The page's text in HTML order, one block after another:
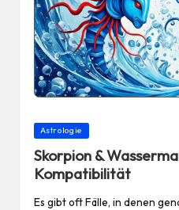
Posted
Astrologie
Skorpion &
Kompatibilität
Es gibt oft Fälle, in denen